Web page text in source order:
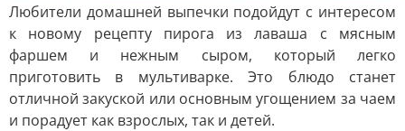
Любители домашней выпечки подойдут с интересом
к новому рецепту пирога из лаваша с мясным
фаршем и нежным сыром, который легко
приготовить в мультиварке. Это блюдо станет
отличной закуской или основным угощением за чаем
и порадует как взрослых, так и детей.